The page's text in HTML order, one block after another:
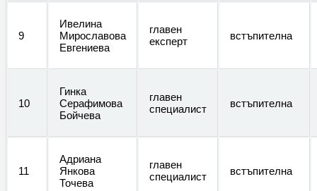
9
Ивелина
Мирославова
Евгениева
главен
експерт
встъпителна
10
Гинка
Серафимова
Бойчева
главен
специалист
встъпителна
11
Адриана
Янкова
Точева
главен
специалист
встъпителна